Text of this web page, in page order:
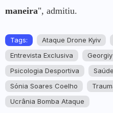
maneira", admitiu.
Tags: Ataque Drone Kyiv
Entrevista Exclusiva
Psicologia Desportiva
Sónia Soares Coelho
Ucrânia Bomba Ataque